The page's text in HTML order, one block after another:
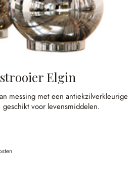
Elgin
messing met een antiekzilverkleurige
voor levensmiddelen.